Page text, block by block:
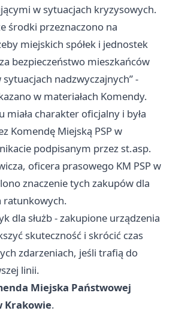
w sytuacjach kryzysowych.
środki przeznaczono na
miejskich spółek i jednostek
bezpieczeństwo mieszkańców
nadzwyczajnych” -
w materiałach Komendy.
miała charakter oficjalny i była
Komendę Miejską PSP w
podpisanym przez st.asp.
oficera prasowego KM PSP w
znaczenie tych zakupów dla
ratunkowych.
dla służb - zakupione urządzenia
skuteczność i skrócić czas
zdarzeniach, jeśli trafią do
linii.
Miejska Państwowej
Krakowie.